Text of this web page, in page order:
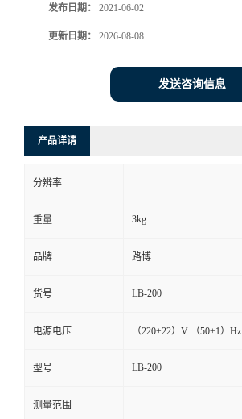
系
言
发布日期： 2021-06-02
更新日期： 2026-08-08
发送咨询信息
产品详请
分辨率
重量 3kg
品牌 路博
货号 LB-200
电源电压 （220±22）V （50±1）Hz
型号 LB-200
测量范围